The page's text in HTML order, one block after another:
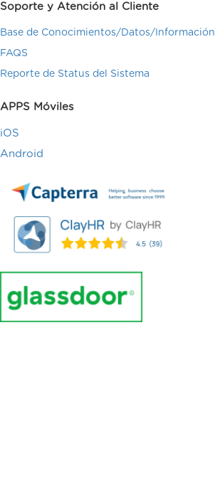
Soporte y Atención al Cliente
Base de Conocimientos/Datos/Información
FAQS
Reporte de Status del Sistema
APPS Móviles
iOS
Android